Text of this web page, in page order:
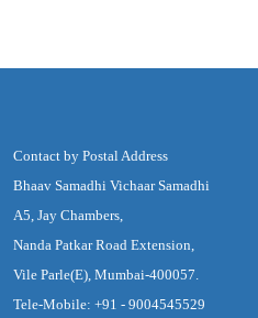
Contact by Postal Address
Bhaav Samadhi Vichaar Samadhi
A5, Jay Chambers,
Nanda Patkar Road Extension,
Vile Parle(E), Mumbai-400057.
Tele-Mobile: +91 - 9004545529